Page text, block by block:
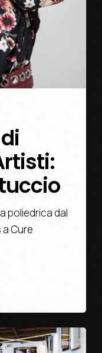
poliedrica dal
a Cure